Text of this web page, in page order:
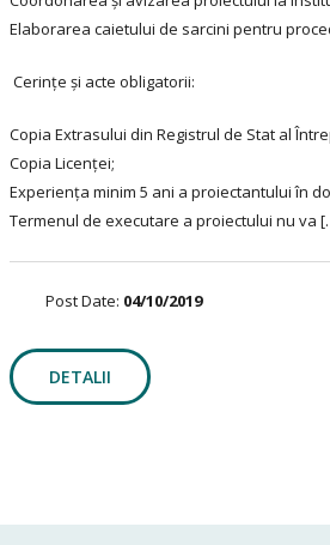
Elaborarea caietului de sarcini pentru
Cerințe și acte obligatorii:
Copia Extrasului din Registrul de Stat al
Copia Licenței;
Experiența minim 5 ani a proiectantului în
Termenul de executare a proiectului nu va
Post Date: 04/10/2019
DETALII